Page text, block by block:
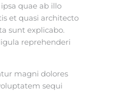
quae ab illo
et quasi architecto
sunt explicabo.
reprehenderi
magni dolores
sequi